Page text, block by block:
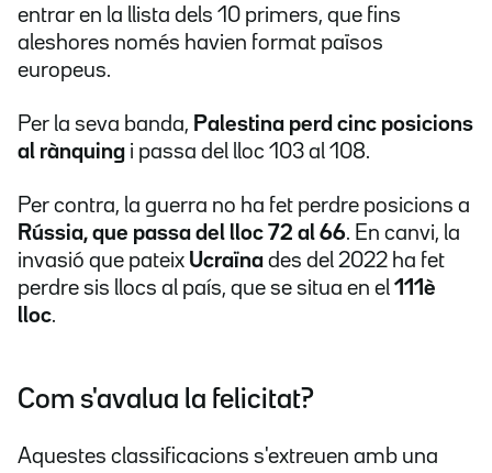
entrar en la llista dels 10 primers, que fins
aleshores només havien format països
europeus.
Per la seva banda, Palestina perd cinc posicions
al rànquing i passa del lloc 103 al 108.
Per contra, la guerra no ha fet perdre posicions a
Rússia, que passa del lloc 72 al 66. En canvi, la
invasió que pateix Ucraïna des del 2022 ha fet
perdre sis llocs al país, que se situa en el 111è
lloc.
Com s'avalua la felicitat?
Aquestes classificacions s'extreuen amb una